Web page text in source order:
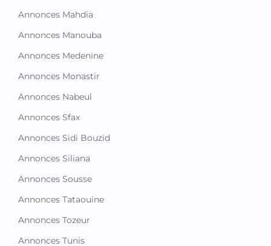
Annonces Mahdia
Annonces Manouba
Annonces Medenine
Annonces Monastir
Annonces Nabeul
Annonces Sfax
Annonces Sidi Bouzid
Annonces Siliana
Annonces Sousse
Annonces Tataouine
Annonces Tozeur
Annonces Tunis